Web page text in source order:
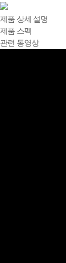
제품 상세 설명
제품 스펙
관련 동영상